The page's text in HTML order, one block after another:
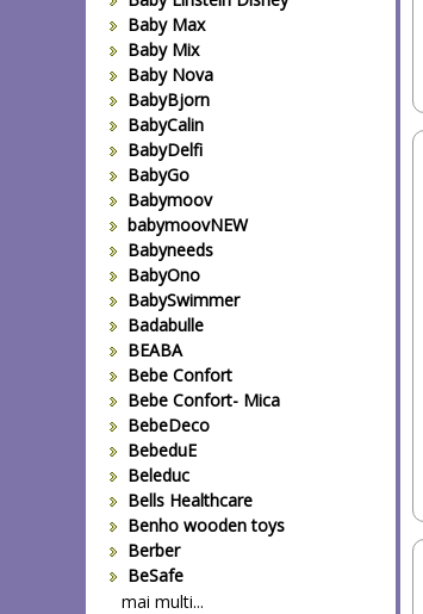
Baby Max
Baby Mix
Baby Nova
BabyBjorn
BabyCalin
BabyDelfi
BabyGo
Babymoov
babymoovNEW
Babyneeds
BabyOno
BabySwimmer
Badabulle
BEABA
Bebe Confort
Bebe Confort- Mica
BebeDeco
BebeduE
Beleduc
Bells Healthcare
Benho wooden toys
Berber
BeSafe
Bestway
mai multi...